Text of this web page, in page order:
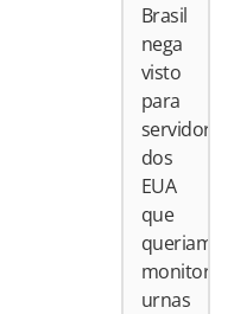
Brasil
nega
visto
para
servidores
dos
EUA
que
queriam
monitorar
urnas